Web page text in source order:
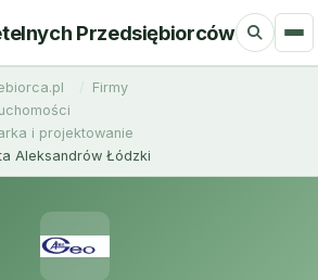
Przedsiębiorców
Firmy
i projektowanie
Aleksandrów Łódzki